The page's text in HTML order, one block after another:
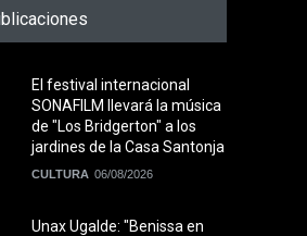
El festival internacional
SONAFILM llevará la música
de "Los Bridgerton" a los
jardines de la Casa Santonja
CULTURA 06/08/2026
Unax Ugalde: "Benissa en